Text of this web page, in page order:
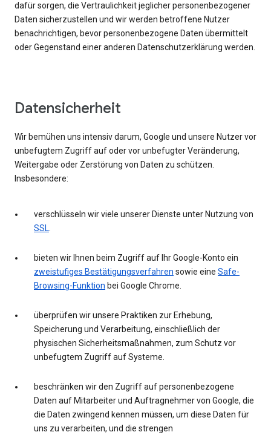
dafür sorgen, die Vertraulichkeit jeglicher personenbezogener
Daten sicherzustellen und wir werden betroffene Nutzer
benachrichtigen, bevor personenbezogene Daten übermittelt
oder Gegenstand einer anderen Datenschutzerklärung werden.
Datensicherheit
Wir bemühen uns intensiv darum, Google und unsere Nutzer vor
unbefugtem Zugriff auf oder vor unbefugter Veränderung,
Weitergabe oder Zerstörung von Daten zu schützen.
Insbesondere:
verschlüsseln wir viele unserer Dienste unter Nutzung von
SSL.
bieten wir Ihnen beim Zugriff auf Ihr Google-Konto ein
zweistufiges Bestätigungsverfahren sowie eine Safe-
Browsing-Funktion bei Google Chrome.
überprüfen wir unsere Praktiken zur Erhebung,
Speicherung und Verarbeitung, einschließlich der
physischen Sicherheitsmaßnahmen, zum Schutz vor
unbefugtem Zugriff auf Systeme.
beschränken wir den Zugriff auf personenbezogene
Daten auf Mitarbeiter und Auftragnehmer von Google, die
die Daten zwingend kennen müssen, um diese Daten für
uns zu verarbeiten, und die strengen